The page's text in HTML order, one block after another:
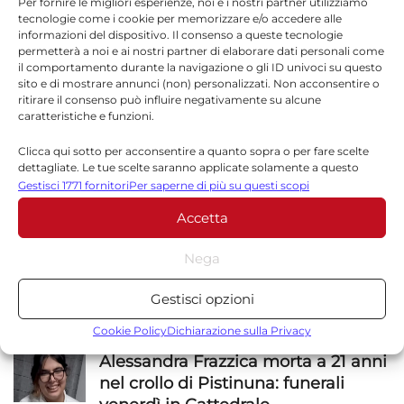
tecnologie come i cookie per memorizzare e/o accedere alle
informazioni del dispositivo. Il consenso a queste tecnologie
permetterà a noi e ai nostri partner di elaborare dati personali come
il comportamento durante la navigazione o gli ID univoci su questo
sito e di mostrare annunci (non) personalizzati. Non acconsentire o
ritirare il consenso può influire negativamente su alcune
caratteristiche e funzioni.
Clicca qui sotto per acconsentire a quanto sopra o per fare scelte
dettagliate. Le tue scelte saranno applicate solamente a questo
sito. È possibile modificare le impostazioni in qualsiasi momento,
compreso il ritiro del consenso, utilizzando i pulsanti della Cookie
Policy o cliccando sul pulsante di gestione del consenso nella parte
inferiore dello schermo.
Statistiche
Archiviare informazioni su dispositivo e/o accedervi, Misurare le
prestazioni degli annunci, Misurare le prestazioni dei contenuti,
combinazione di dati provenienti da fonti diverse.
Gestisci 1771 fornitoriPer saperne di più su questi scopi
Accetta
Nega
Gestisci opzioni
Cookie PolicyDichiarazione sulla Privacy
Email*
Sito web
NOTIZIE
Alessandra Frazzica morta a 21 anni
nel crollo di Pistinuna: funerali